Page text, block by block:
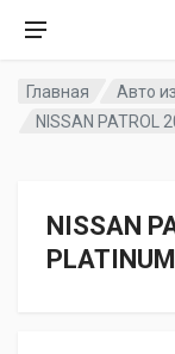
Главная Авто
NISSAN PATROL
NISSAN